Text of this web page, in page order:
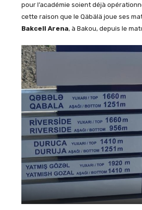
pour l’académie soient déjà
cette raison que le Qäbälä joue ses
Bakcell Arena, à Bakou, depuis le